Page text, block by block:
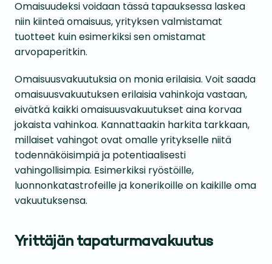
Omaisuudeksi voidaan tässä tapauksessa laskea
niin kiinteä omaisuus, yrityksen valmistamat
tuotteet kuin esimerkiksi sen omistamat
arvopaperitkin.
Omaisuusvakuutuksia on monia erilaisia. Voit saada
omaisuusvakuutuksen erilaisia vahinkoja vastaan,
eivätkä kaikki omaisuusvakuutukset aina korvaa
jokaista vahinkoa. Kannattaakin harkita tarkkaan,
millaiset vahingot ovat omalle yritykselle niitä
todennäköisimpiä ja potentiaalisesti
vahingollisimpia. Esimerkiksi ryöstöille,
luonnonkatastrofeille ja konerikoille on kaikille oma
vakuutuksensa.
Yrittäjän tapaturmavakuutus